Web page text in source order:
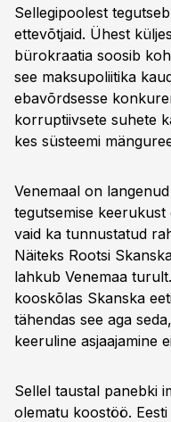
Sellegipoolest
ettevõtjaid. Ühest
bürokraatia soosib
see maksupoliitika
ebavõrdsesse
korruptiivsete suhete
kes süsteemi
Venemaal on
tegutsemise
vaid ka tunnustatud
Näiteks Rootsi
lahkub Venemaa
kooskõlas Skanska
tähendas see aga
keeruline asjaajamine
Sellel taustal panebki
olematu koostöö.